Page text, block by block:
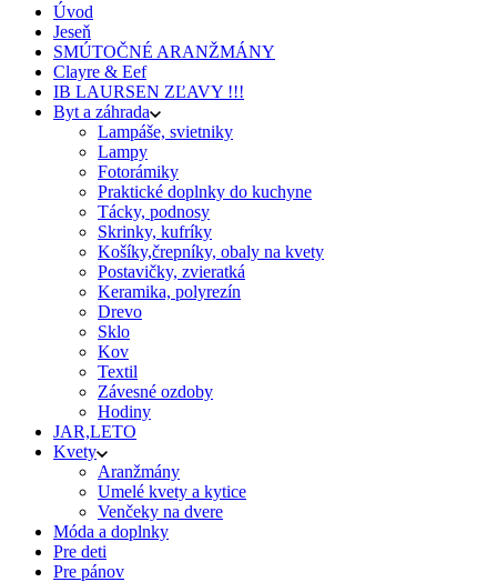
Úvod
Jeseň
SMÚTOČNÉ ARANŽMÁNY
Clayre & Eef
IB LAURSEN ZĽAVY !!!
Byt a záhrada
Lampáše, svietniky
Lampy
Fotorámiky
Praktické doplnky do kuchyne
Tácky, podnosy
Skrinky, kufríky
Košíky,črepníky, obaly na kvety
Postavičky, zvieratká
Keramika, polyrezín
Drevo
Sklo
Kov
Textil
Závesné ozdoby
Hodiny
JAR,LETO
Kvety
Aranžmány
Umelé kvety a kytice
Venčeky na dvere
Móda a doplnky
Pre deti
Pre pánov